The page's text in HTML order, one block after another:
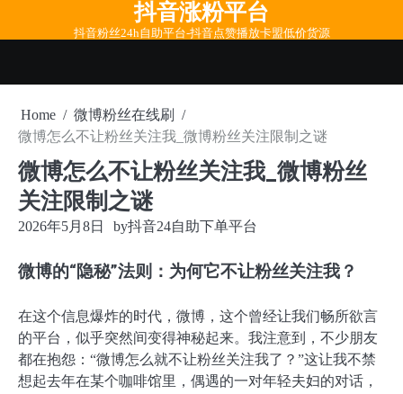
抖音涨粉平台
抖音粉丝24h自助平台-抖音点赞播放卡盟低价货源
Home
微博粉丝在线刷
微博怎么不让粉丝关注我_微博粉丝关注限制之谜
微博怎么不让粉丝关注我_微博粉丝
关注限制之谜
2026年5月8日 by抖音24自助下单平台
微博的“隐秘”法则：为何它不让粉丝关注我？
在这个信息爆炸的时代，微博，这个曾经让我们畅所欲言
的平台，似乎突然间变得神秘起来。我注意到，不少朋友
都在抱怨：“微博怎么就不让粉丝关注我了？”这让我不禁
想起去年在某个咖啡馆里，偶遇的一对年轻夫妇的对话，